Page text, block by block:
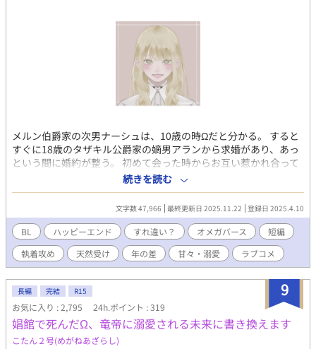
メルン伯爵家の次男ナーシュは、10歳の時Ωだと分かる。 すると
すぐに18歳のタザキル公爵家の嫡男アランから求婚があり、あっ
という間に婚約が整う。 初めて会った時からお互い惹かれ合って
いると思っていた。 しかしアランにはナーシュが知らない愛する
人がいて、それを知ったナーシュはアランに離婚を申し出る。 で
もナーシュがアランの愛人だと思っていたのは⋯。 執着系α×天
然Ω 年の差夫夫のすれ違い(？)からのハッピーエンドのお話です。
Rシーンは※付けます ※画像はpicrewさんよりお借りしました。
Xアカウント(@wawawa_o_o_)
続きを読む
文字数 47,966 最終更新日 2025.11.22 登録日 2025.4.10
BL ハッピーエンド すれ違い？ オメガバース
短編
執着攻め
天然受け 年の差 甘々・溺愛 ラブコメ
9
長編 完結 R15
お気に入り : 2,795 24h.ポイント : 319
娼館で死んだΩ、竜帝に溺愛される未来に書き換えます
こたん２号(めがねあざらし)